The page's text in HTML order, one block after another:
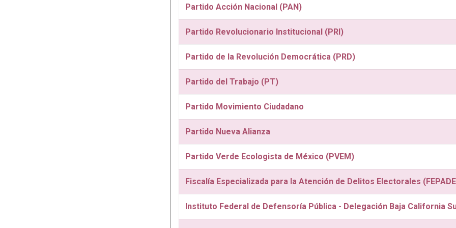
Partido Acción Nacional (PAN)
Partido Revolucionario Institucional (PRI)
Partido de la Revolución Democrática (PRD)
Partido del Trabajo (PT)
Partido Movimiento Ciudadano
Partido Nueva Alianza
Partido Verde Ecologista de México (PVEM)
Fiscalía Especializada para la Atención de Delitos Electorales
Instituto Federal de Defensoría Pública - Delegación Baja California